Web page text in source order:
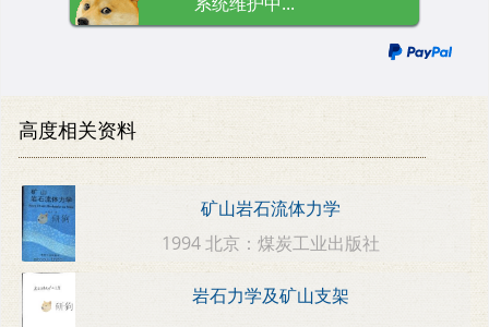
高度相关资料
矿山岩石流体力学
1994 北京：煤炭工业出版社
岩石力学及矿山支架